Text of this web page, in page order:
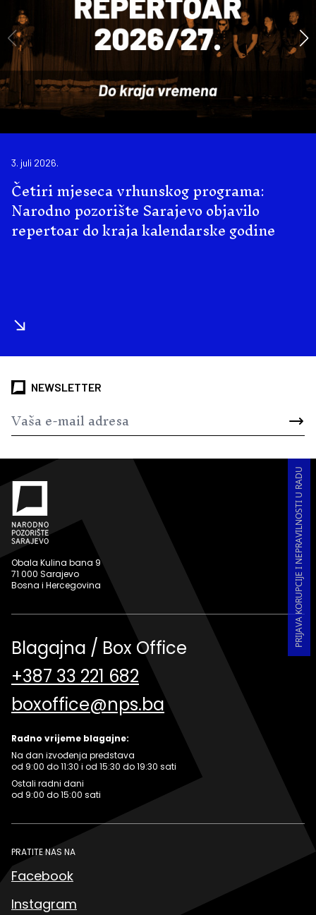
3. juli 2026.
Četiri mjeseca vrhunskog programa:
Narodno pozorište Sarajevo objavilo
repertoar do kraja kalendarske godine
NEWSLETTER
PRIJAVA KORUPCIJE I NEPRAVILNOSTI U RADU
Obala Kulina bana 9
71 000 Sarajevo
Bosna i Hercegovina
Blagajna / Box Office
+387 33 221 682
boxoffice@nps.ba
Radno vrijeme blagajne:
Na dan izvođenja predstava
od 9:00 do 11:30 i od 15:30 do 19:30 sati
Ostali radni dani
od 9:00 do 15:00 sati
PRATITE NAS NA
Facebook
Instagram